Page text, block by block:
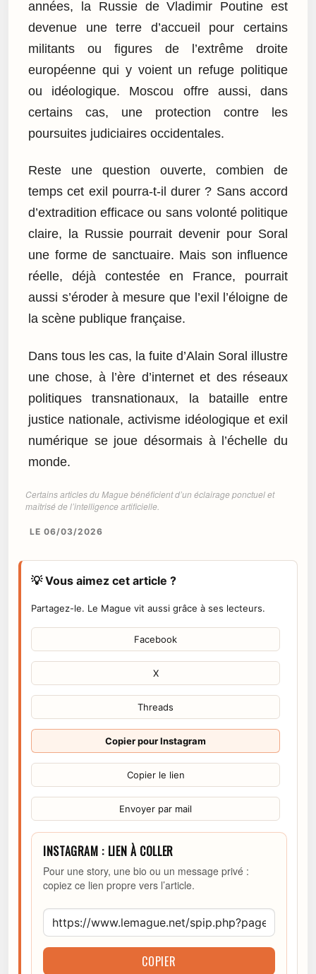
années, la Russie de Vladimir Poutine est
devenue une terre d’accueil pour certains
militants ou figures de l’extrême droite
européenne qui y voient un refuge politique
ou idéologique. Moscou offre aussi, dans
certains cas, une protection contre les
poursuites judiciaires occidentales.
Reste une question ouverte, combien de
temps cet exil pourra-t-il durer ? Sans accord
d’extradition efficace ou sans volonté politique
claire, la Russie pourrait devenir pour Soral
une forme de sanctuaire. Mais son influence
réelle, déjà contestée en France, pourrait
aussi s’éroder à mesure que l’exil l’éloigne de
la scène publique française.
Dans tous les cas, la fuite d’Alain Soral illustre
une chose, à l’ère d’internet et des réseaux
politiques transnationaux, la bataille entre
justice nationale, activisme idéologique et exil
numérique se joue désormais à l’échelle du
monde.
Certains articles du Mague bénéficient d’un éclairage ponctuel et
maîtrisé de l’intelligence artificielle.
LE 06/03/2026
💡 Vous aimez cet article ?
Partagez-le. Le Mague vit aussi grâce à ses lecteurs.
Facebook
X
Threads
Copier pour Instagram
Copier le lien
Envoyer par mail
INSTAGRAM : LIEN À COLLER
Pour une story, une bio ou un message privé :
copiez ce lien propre vers l’article.
COPIER